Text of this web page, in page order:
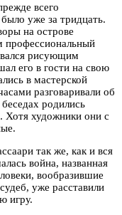
всего
уже за тридцать.
на острове
рисующим
его в гости на свою
в мастерской
разговаривали об
родились
Хотя художники они с
так же, как и вся
война, названная
вообразившие
уже расставили
игру.